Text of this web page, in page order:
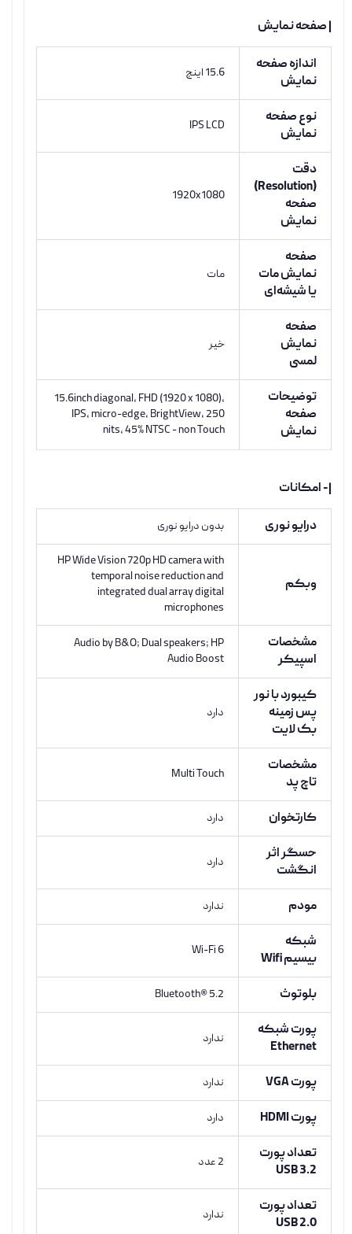
| صفحه نمایش
اندازه صفحه
نمایش
15.6 اینچ
نوع صفحه
نمایش
IPS LCD
دقت
(Resolution)
صفحه
نمایش
1920x1080
صفحه
نمایش مات
یا شیشه‌ای
مات
صفحه
نمایش
لمسی
خیر
توضیحات
صفحه
نمایش
15.6inch diagonal, FHD (1920 x 1080),
IPS, micro-edge, BrightView, 250
nits, 45% NTSC - non Touch
|- امکانات
درایو نوری بدون درایو نوری
وبکم
HP Wide Vision 720p HD camera with
temporal noise reduction and
integrated dual array digital
microphones
مشخصات
اسپیکر
Audio by B&O; Dual speakers; HP
Audio Boost
کیبورد با نور
پس زمینه
بک لایت
دارد
مشخصات
تاچ پد
Multi Touch
کارتخوان دارد
حسگر اثر
انگشت
دارد
مودم ندارد
شبکه
بیسیم Wifi
Wi-Fi 6
بلوتوث Bluetooth® 5.2
پورت شبکه
Ethernet
ندارد
پورت VGA ندارد
پورت HDMI دارد
تعداد پورت
USB 3.2
2 عدد
تعداد پورت
USB 2.0
ندارد